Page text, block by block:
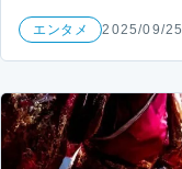
エンタメ 2025/09/25